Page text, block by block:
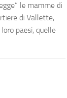
le mamme di
di Vallette,
paesi, quelle